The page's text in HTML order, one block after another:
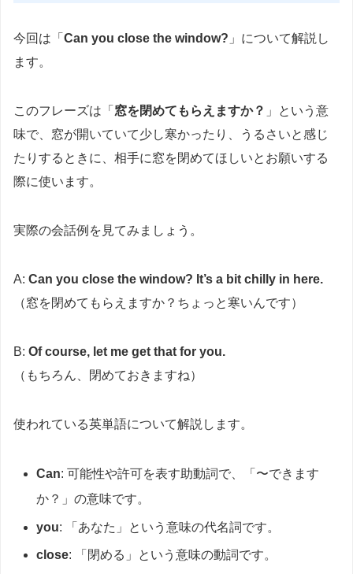
今回は「 Can you close the window? 」について解説し
ます。
このフレーズは「 窓を閉めてもらえますか？ 」という意
味で、窓が開いていて少し寒かったり、うるさいと感じ
たりするときに、相手に窓を閉めてほしいとお願いする
際に使います。
実際の会話例を見てみましょう。
A: Can you close the window? It’s a bit chilly in here.
（窓を閉めてもらえますか？ちょっと寒いんです）
B: Of course, let me get that for you.
（もちろん、閉めておきますね）
使われている英単語について解説します。
Can: 可能性や許可を表す助動詞で、「〜できます
か？」の意味です。
you: 「あなた」という意味の代名詞です。
close: 「閉める」という意味の動詞です。